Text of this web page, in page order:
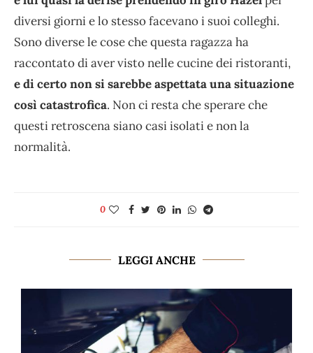
diversi giorni e lo stesso facevano i suoi colleghi.
Sono diverse le cose che questa ragazza ha
raccontato di aver visto nelle cucine dei ristoranti,
e di certo non si sarebbe aspettata una situazione
così catastrofica. Non ci resta che sperare che
questi retroscena siano casi isolati e non la
normalità.
0
LEGGI ANCHE